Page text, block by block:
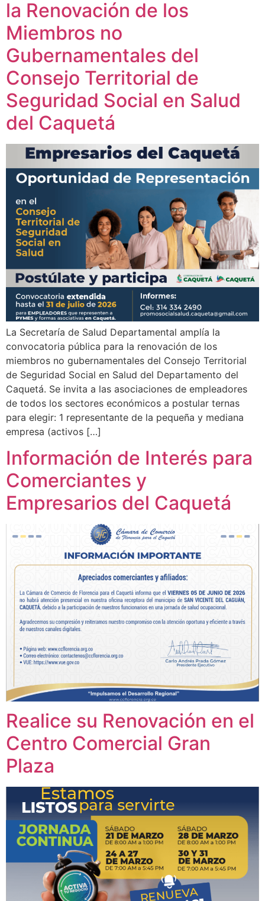
la Renovación de los
Miembros no
Gubernamentales del
Consejo Territorial de
Seguridad Social en Salud
del Caquetá
La Secretaría de Salud Departamental amplía la
convocatoria pública para la renovación de los
miembros no gubernamentales del Consejo Territorial
de Seguridad Social en Salud del Departamento del
Caquetá. Se invita a las asociaciones de empleadores
de todos los sectores económicos a postular ternas
para elegir: 1 representante de la pequeña y mediana
empresa (activos […]
Información de Interés para
Comerciantes y
Empresarios del Caquetá
Realice su Renovación en el
Centro Comercial Gran
Plaza